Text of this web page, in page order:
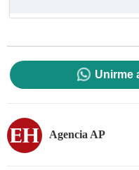
Unirme
Agencia AP